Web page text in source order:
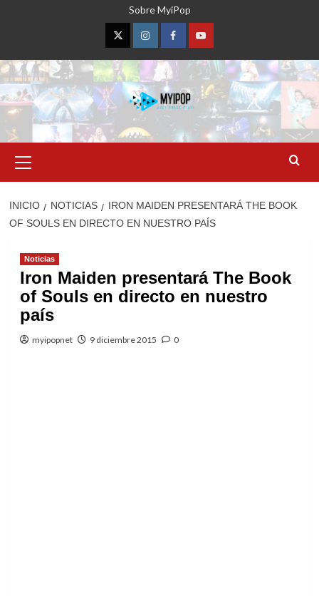
Sobre MyiPop
TwitterInstagramFacebookYouTube
primario
INICIO NOTICIAS
IRON MAIDEN PRESENTARÁ THE BOOK
OF SOULS EN DIRECTO EN NUESTRO PAÍS
Noticias
Iron Maiden presentará The Book
of Souls en directo en nuestro
país
myipopnet 9 diciembre 2015 0